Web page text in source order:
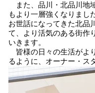
また、品川・北品川地
もより一層強くなりまし
お世話になってきた北品
て、より活気のある街作
いきます。
皆様の日々の生活がよ
るように、オーナー・ス